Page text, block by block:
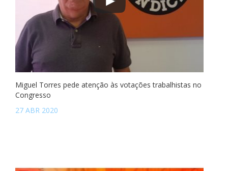
Miguel Torres pede atenção às votações trabalhistas no
Congresso
27 ABR 2020